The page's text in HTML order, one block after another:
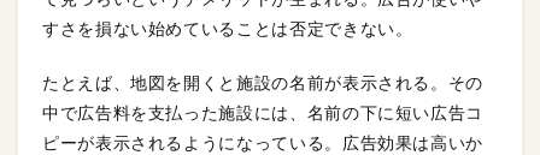
すさを損ない始めていることは否定できない。
たとえば、地図を開くと施設の名前が表示される。その
中で広告料を支払った施設には、名前の下に短い広告コ
ピーが表示されるようになっている。広告効果は高いか